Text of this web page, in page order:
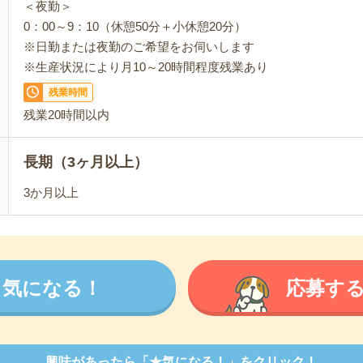
＜夜勤＞
0：00～9：10（休憩50分＋小休憩20分）
※日勤または夜勤のご希望をお伺いします
※生産状況により月10～20時間程度残業あり
残業時間
残業20時間以内
長期（3ヶ月以上）
3か月以上
気になる！ 応募す